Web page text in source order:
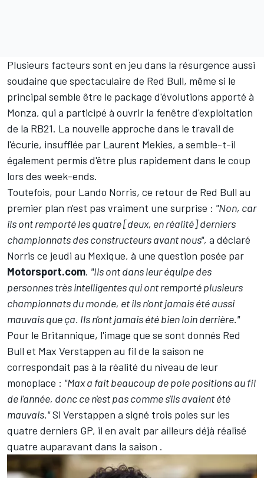
Plusieurs facteurs sont en jeu dans la résurgence aussi
soudaine que spectaculaire de Red Bull, même si le
principal semble être le package d'évolutions apporté à
Monza, qui a participé à ouvrir la fenêtre d'exploitation
de la RB21. La nouvelle approche dans le travail de
l'écurie, insufflée par Laurent Mekies, a semble-t-il
également permis d'être plus rapidement dans le coup
lors des week-ends.
Toutefois, pour Lando Norris, ce retour de Red Bull au
premier plan n'est pas vraiment une surprise : "Non, car
ils ont remporté les quatre [deux, en réalité] derniers
championnats des constructeurs avant nous", a déclaré
Norris ce jeudi au Mexique, à une question posée par
Motorsport.com. "Ils ont dans leur équipe des
personnes très intelligentes qui ont remporté plusieurs
championnats du monde, et ils n'ont jamais été aussi
mauvais que ça. Ils n'ont jamais été bien loin derrière."
Pour le Britannique, l'image que se sont donnés Red
Bull et Max Verstappen au fil de la saison ne
correspondait pas à la réalité du niveau de leur
monoplace : "Max a fait beaucoup de pole positions au fil
de l'année, donc ce n'est pas comme s'ils avaient été
mauvais."Si Verstappen a signé trois poles sur les
quatre derniers GP, il en avait par ailleurs déjà réalisé
quatre auparavant dans la saison .